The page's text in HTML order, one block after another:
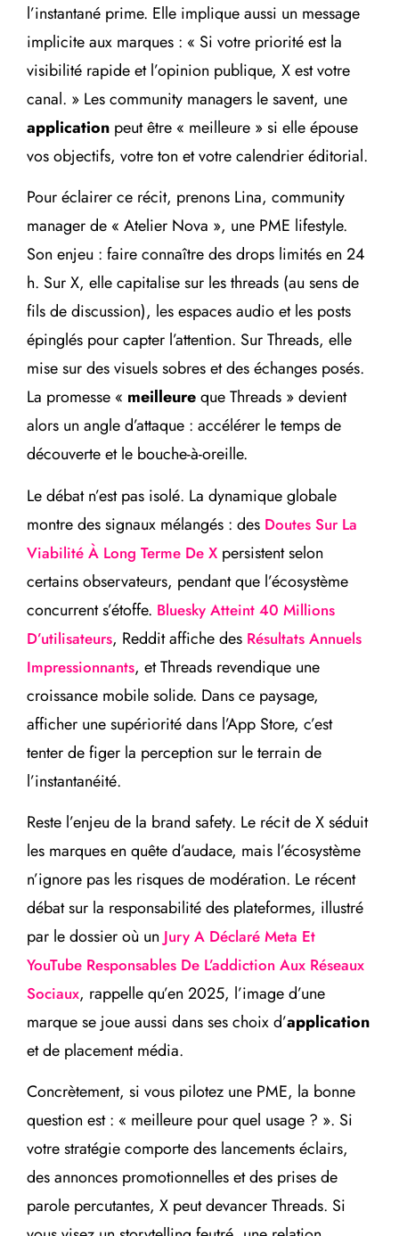
l’instantané prime. Elle implique aussi un message
implicite aux marques : « Si votre priorité est la
visibilité rapide et l’opinion publique, X est votre
canal. » Les community managers le savent, une
application peut être « meilleure » si elle épouse
vos objectifs, votre ton et votre calendrier éditorial.
Pour éclairer ce récit, prenons Lina, community
manager de « Atelier Nova », une PME lifestyle.
Son enjeu : faire connaître des drops limités en 24
h. Sur X, elle capitalise sur les threads (au sens de
fils de discussion), les espaces audio et les posts
épinglés pour capter l’attention. Sur Threads, elle
mise sur des visuels sobres et des échanges posés.
La promesse « meilleureque Threads » devient
alors un angle d’attaque : accélérer le temps de
découverte et le bouche-à-oreille.
Le débat n’est pas isolé. La dynamique globale
montre des signaux mélangés : des Doutes Sur La
Viabilité À Long Terme De X persistent selon
certains observateurs, pendant que l’écosystème
concurrent s’étoffe. Bluesky Atteint 40 Millions
D’utilisateurs, Reddit affiche des Résultats Annuels
Impressionnants, et Threads revendique une
croissance mobile solide. Dans ce paysage,
afficher une supériorité dans l’App Store, c’est
tenter de figer la perception sur le terrain de
l’instantanéité.
Reste l’enjeu de la brand safety. Le récit de X séduit
les marques en quête d’audace, mais l’écosystème
n’ignore pas les risques de modération. Le récent
débat sur la responsabilité des plateformes, illustré
par le dossier où un Jury A Déclaré Meta Et
YouTube Responsables De L’addiction Aux Réseaux
Sociaux, rappelle qu’en 2025, l’image d’une
marque se joue aussi dans ses choix d’application
et de placement média.
Concrètement, si vous pilotez une PME, la bonne
question est : « meilleure pour quel usage ? ». Si
votre stratégie comporte des lancements éclairs,
des annonces promotionnelles et des prises de
parole percutantes, X peut devancer Threads. Si